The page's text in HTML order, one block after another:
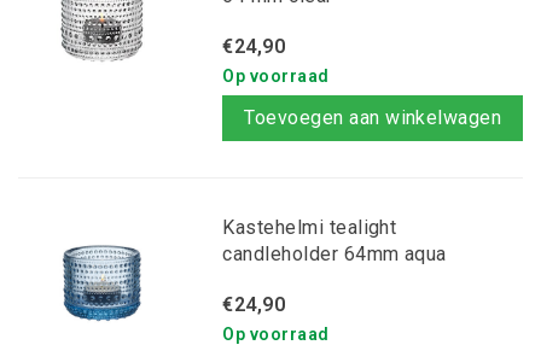
€24,90
Op voorraad
Toevoegen aan winkelwagen
Kastehelmi tealight
candleholder 64mm aqua
€24,90
Op voorraad